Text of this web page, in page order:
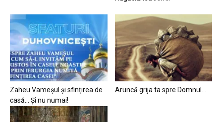
Zaheu Vameșul și sfințirea de
casă… Și nu numai!
Aruncă grija ta spre Domnul…